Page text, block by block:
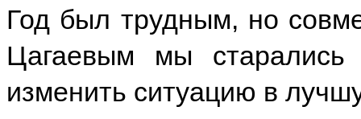
Год был трудным, но
Цагаевым мы
изменить ситуацию в